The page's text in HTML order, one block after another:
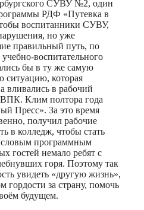
СУВУ №2, один
РДФ «Путевка в
воспитанники СУВУ,
но уже
правильный путь, по
воспитательного
бы в ту же самую
ситуацию, которая
вливались в рабочий
Клим полтора года
Пресс». За это время
получил рабочие
в колледж, чтобы стать
программным
гостей немало ребят с
горя. Поэтому так
увидеть «другую жизнь»,
гордости за страну, помочь
своём будущем.